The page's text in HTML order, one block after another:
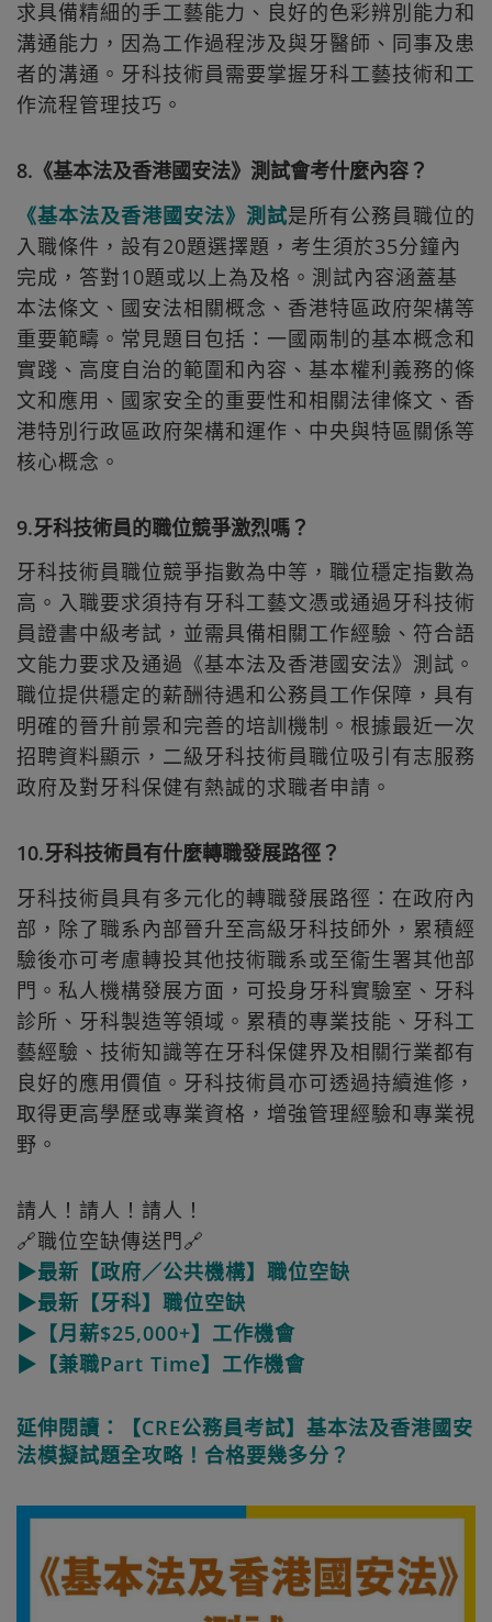
求具備精細的手工藝能力、良好的色彩辨別能力和
溝通能力，因為工作過程涉及與牙醫師、同事及患
者的溝通。牙科技術員需要掌握牙科工藝技術和工
作流程管理技巧。
8.《基本法及香港國安法》測試會考什麼內容？
《基本法及香港國安法》測試是所有公務員職位的
入職條件，設有20題選擇題，考生須於35分鐘內
完成，答對10題或以上為及格。測試內容涵蓋基
本法條文、國安法相關概念、香港特區政府架構等
重要範疇。常見題目包括：一國兩制的基本概念和
實踐、高度自治的範圍和內容、基本權利義務的條
文和應用、國家安全的重要性和相關法律條文、香
港特別行政區政府架構和運作、中央與特區關係等
核心概念。
9.牙科技術員的職位競爭激烈嗎？
牙科技術員職位競爭指數為中等，職位穩定指數為
高。入職要求須持有牙科工藝文憑或通過牙科技術
員證書中級考試，並需具備相關工作經驗、符合語
文能力要求及通過《基本法及香港國安法》測試。
職位提供穩定的薪酬待遇和公務員工作保障，具有
明確的晉升前景和完善的培訓機制。根據最近一次
招聘資料顯示，二級牙科技術員職位吸引有志服務
政府及對牙科保健有熱誠的求職者申請。
10.牙科技術員有什麼轉職發展路徑？
牙科技術員具有多元化的轉職發展路徑：在政府內
部，除了職系內部晉升至高級牙科技師外，累積經
驗後亦可考慮轉投其他技術職系或至衞生署其他部
門。私人機構發展方面，可投身牙科實驗室、牙科
診所、牙科製造等領域。累積的專業技能、牙科工
藝經驗、技術知識等在牙科保健界及相關行業都有
良好的應用價值。牙科技術員亦可透過持續進修，
取得更高學歷或專業資格，增強管理經驗和專業視
野。
請人！請人！請人！
🔗職位空缺傳送門🔗
▶最新【政府／公共機構】職位空缺
▶最新【牙科】職位空缺
▶【月薪$25,000+】工作機會
▶【兼職Part Time】工作機會
延伸閱讀：【CRE公務員考試】基本法及香港國安
法模擬試題全攻略！合格要幾多分？